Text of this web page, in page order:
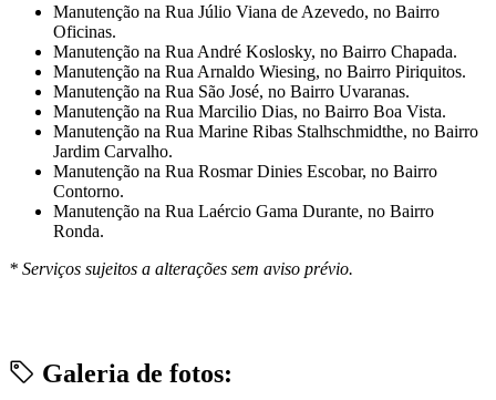
Manutenção na Rua Júlio Viana de Azevedo, no Bairro
Oficinas.
Manutenção na Rua André Koslosky, no Bairro Chapada.
Manutenção na Rua Arnaldo Wiesing, no Bairro Piriquitos.
Manutenção na Rua São José, no Bairro Uvaranas.
Manutenção na Rua Marcilio Dias, no Bairro Boa Vista.
Manutenção na Rua Marine Ribas Stalhschmidthe, no Bairro
Jardim Carvalho.
Manutenção na Rua Rosmar Dinies Escobar, no Bairro
Contorno.
Manutenção na Rua Laércio Gama Durante, no Bairro
Ronda.
* Serviços sujeitos a alterações sem aviso prévio.
Galeria de fotos: